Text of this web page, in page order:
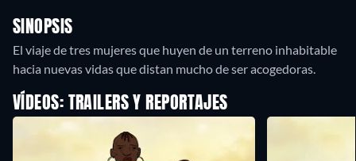
SINOPSIS
El viaje de tres mujeres que huyen de un terreno inhabitable
hacia nuevas vidas que distan mucho de ser acogedoras.
VÍDEOS: TRAILERS Y REPORTAJES